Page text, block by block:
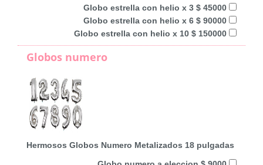
Globo estrella con helio x 3 $ 45000
Globo estrella con helio x 6 $ 90000
Globo estrella con helio x 10 $ 150000
Globos numero
Hermosos Globos Numero Metalizados 18 pulgadas